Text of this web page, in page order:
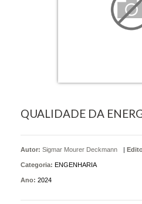
QUALIDADE DA
Autor: Sigmar Mourer Deckmann |
Categoria: ENGENHARIA
Ano: 2024